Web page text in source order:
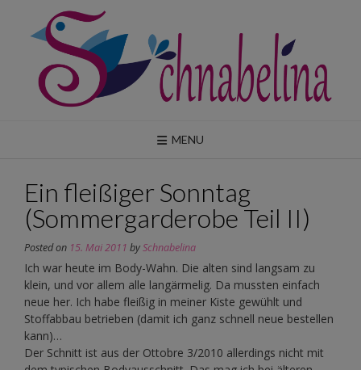
content
MENU
Ein fleißiger Sonntag
(Sommergarderobe Teil II)
Posted on 15. Mai 2011 bySchnabelina
Ich war heute im Body-Wahn. Die alten sind langsam zu
klein, und vor allem alle langärmelig. Da mussten einfach
neue her. Ich habe fleißig in meiner Kiste gewühlt und
Stoffabbau betrieben (damit ich ganz schnell neue bestellen
kann)…
Der Schnitt ist aus der Ottobre 3/2010 allerdings nicht mit